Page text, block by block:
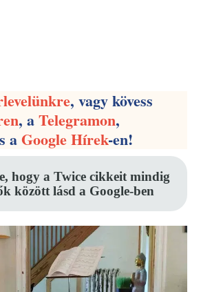
, vagy kövess
, aTelegramon,
aGoogle Hírek-en!
hogy a Twice cikkeit mindig
között lásd a Google-ben